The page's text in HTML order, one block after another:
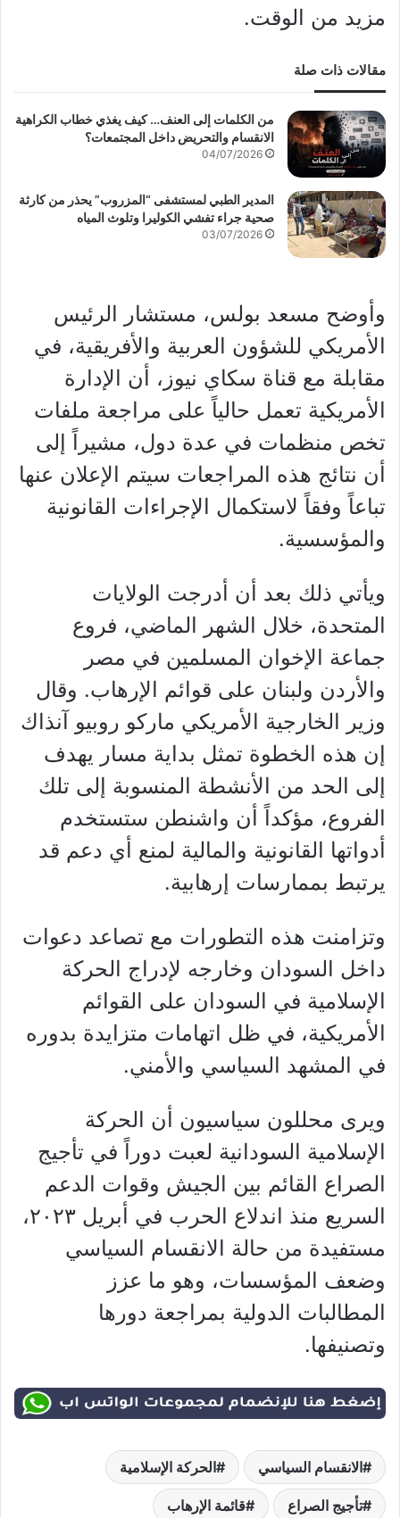
مزيد من الوقت.
مقالات ذات صلة
من الكلمات إلى العنف… كيف يغذي خطاب الكراهية
الانقسام والتحريض داخل المجتمعات؟
04/07/2026
المدير الطبي لمستشفى “المزروب” يحذر من كارثة
صحية جراء تفشي الكوليرا وتلوث المياه
03/07/2026
وأوضح مسعد بولس، مستشار الرئيس
الأمريكي للشؤون العربية والأفريقية، في
مقابلة مع قناة سكاي نيوز، أن الإدارة
الأمريكية تعمل حالياً على مراجعة ملفات
تخص منظمات في عدة دول، مشيراً إلى
أن نتائج هذه المراجعات سيتم الإعلان عنها
تباعاً وفقاً لاستكمال الإجراءات القانونية
والمؤسسية.
ويأتي ذلك بعد أن أدرجت الولايات
المتحدة، خلال الشهر الماضي، فروع
جماعة الإخوان المسلمين في مصر
والأردن ولبنان على قوائم الإرهاب. وقال
وزير الخارجية الأمريكي ماركو روبيو آنذاك
إن هذه الخطوة تمثل بداية مسار يهدف
إلى الحد من الأنشطة المنسوبة إلى تلك
الفروع، مؤكداً أن واشنطن ستستخدم
أدواتها القانونية والمالية لمنع أي دعم قد
يرتبط بممارسات إرهابية.
وتزامنت هذه التطورات مع تصاعد دعوات
داخل السودان وخارجه لإدراج الحركة
الإسلامية في السودان على القوائم
الأمريكية، في ظل اتهامات متزايدة بدوره
في المشهد السياسي والأمني.
ويرى محللون سياسيون أن الحركة
الإسلامية السودانية لعبت دوراً في تأجيج
الصراع القائم بين الجيش وقوات الدعم
السريع منذ اندلاع الحرب في أبريل ٢٠٢٣،
مستفيدة من حالة الانقسام السياسي
وضعف المؤسسات، وهو ما عزز
المطالبات الدولية بمراجعة دورها
وتصنيفها.
الانقسام السياسي الحركة الإسلامية
تأجيج الصراع قائمة الإرهاب